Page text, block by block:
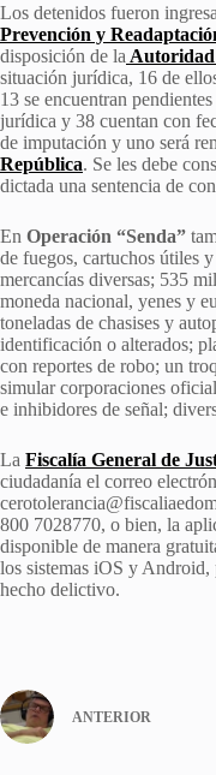
Los detenidos fueron
Prevención y
disposición de la
situación jurídica, 16 de
13 se encuentran
jurídica y 38 cuentan con
de imputación y uno será
República. Se les debe
dictada una sentencia de
En Operación “Senda”
de fuegos, cartuchos útiles
mercancías diversas; 535
moneda nacional, yenes y
toneladas de chasises y
identificación o alterados;
con reportes de robo; un
simular corporaciones
e inhibidores de señal;
La Fiscalía General de
ciudadanía el correo
800 7028770, o bien, la
disponible de manera
los sistemas iOS y Android,
hecho delictivo.
ANTERIOR